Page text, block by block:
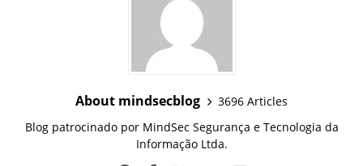
About mindsecblog
3696 Articles
Blog patrocinado por MindSec Segurança e Tecnologia da
Informação Ltda.